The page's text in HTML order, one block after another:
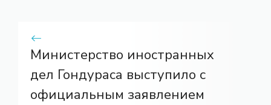
Министерство иностранных
дел Гондураса выступило с
официальным заявлением